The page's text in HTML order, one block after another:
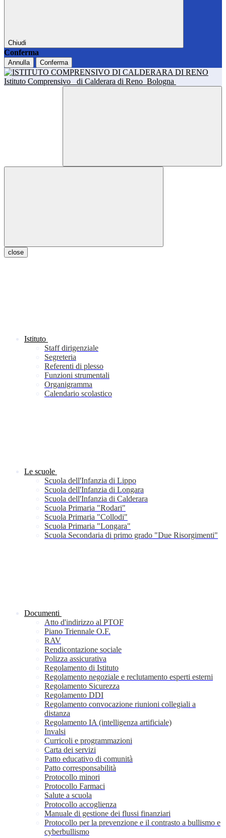
Chiudi
Conferma
Annulla Conferma
Istituto Comprensivo di Calderara di Reno Bologna
close
Istituto
Staff dirigenziale
Segreteria
Referenti di plesso
Funzioni strumentali
Organigramma
Calendario scolastico
Le scuole
Scuola dell'Infanzia di Lippo
Scuola dell'Infanzia di Longara
Scuola dell'Infanzia di Calderara
Scuola Primaria "Rodari"
Scuola Primaria "Collodi"
Scuola Primaria "Longara"
Scuola Secondaria di primo grado "Due Risorgimenti"
Documenti
Atto d'indirizzo al PTOF
Piano Triennale O.F.
RAV
Rendicontazione sociale
Polizza assicurativa
Regolamento di Istituto
Regolamento negoziale e reclutamento esperti esterni
Regolamento Sicurezza
Regolamento DDI
Regolamento convocazione riunioni collegiali a
distanza
Regolamento IA (intelligenza artificiale)
Invalsi
Curricoli e programmazioni
Carta dei servizi
Patto educativo di comunità
Patto corresponsabilità
Protocollo minori
Protocollo Farmaci
Salute a scuola
Protocollo accoglienza
Manuale di gestione dei flussi finanziari
Protocollo per la prevenzione e il contrasto a bullismo e
cyberbullismo